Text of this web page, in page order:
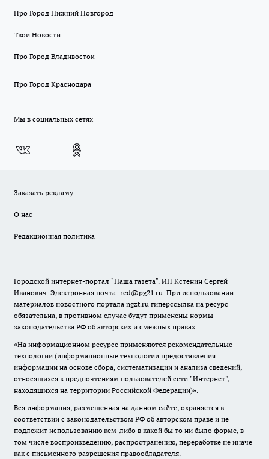
Про Город Нижний Новгород
Твои Новости
Про Город Владивосток
Про Город Краснодара
Мы в социальных сетях
Заказать рекламу
О нас
Редакционная политика
Городской интернет-портал "Наша газета". ИП Кстенин Сергей
Иванович. Электронная почта: red@pg21.ru. При использовании
материалов новостного портала ngzt.ru гиперссылка на ресурс
обязательна, в противном случае будут применены нормы
законодательства РФ об авторских и смежных правах.
«На информационном ресурсе применяются рекомендательные
технологии (информационные технологии предоставления
информации на основе сбора, систематизации и анализа сведений,
относящихся к предпочтениям пользователей сети "Интернет",
находящихся на территории Российской Федерации)».
Вся информация, размещенная на данном сайте, охраняется в
соответствии с законодательством РФ об авторском праве и не
подлежит использованию кем-либо в какой бы то ни было форме, в
том числе воспроизведению, распространению, переработке не иначе
как с письменного разрешения правообладателя.